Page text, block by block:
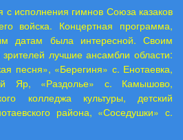
с исполнения гимнов Союза казаков
войска. Концертная программа,
датам была интересной. Своим
лучшие ансамбли области:
песня», «Берегиня» с. Енотаевка,
Яр, «Раздолье» с. Камышово,
колледжа культуры, детский
района, «Соседушки» с.